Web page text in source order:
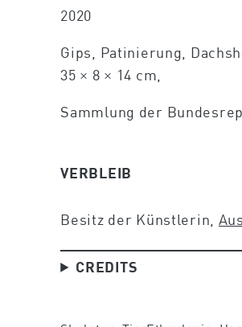
2020
Gips, Patinierung,
35 × 8 × 14 cm,
Sammlung der
VERBLEIB
Besitz der Künstlerin,
CREDITS